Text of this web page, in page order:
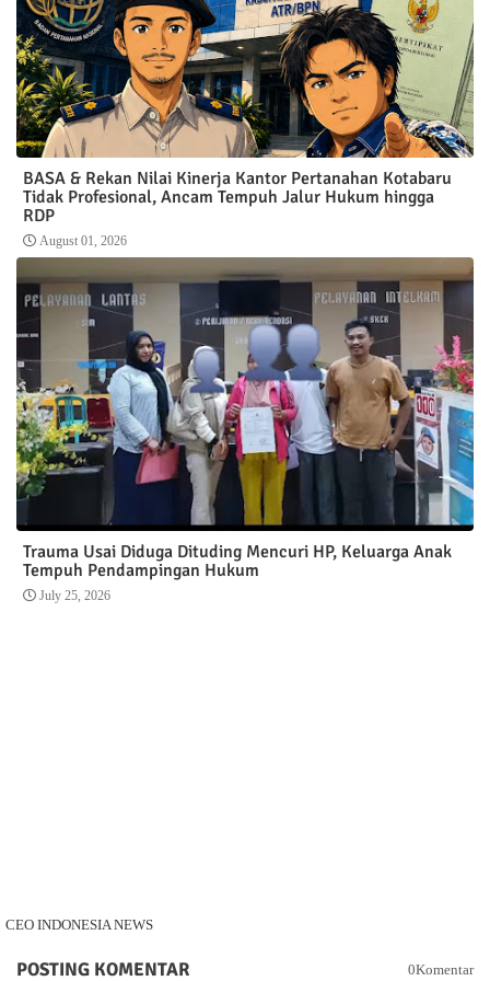
BASA & Rekan Nilai Kinerja Kantor Pertanahan Kotabaru
Tidak Profesional, Ancam Tempuh Jalur Hukum hingga
RDP
August 01, 2026
Trauma Usai Diduga Dituding Mencuri HP, Keluarga Anak
Tempuh Pendampingan Hukum
July 25, 2026
CEO INDONESIA NEWS
POSTING KOMENTAR 0Komentar